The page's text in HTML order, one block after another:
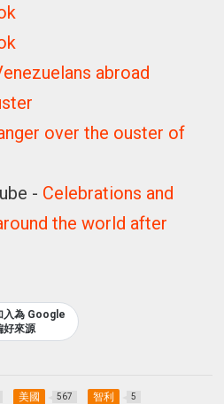
abroad
over the ouster of
- Celebrations and
the world after
入為 Google
好來源
美國 567 智利 5